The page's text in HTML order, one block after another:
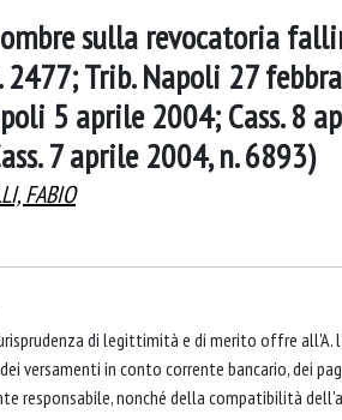
sulla revocatoria
2477; Trib. Napoli 27
5 aprile 2004; Cass. 8
7 aprile 2004, n. 6893)
FABIO
di legittimità e di merito offre
versamenti in conto corrente bancario, dei
responsabile, nonché della compatibilità